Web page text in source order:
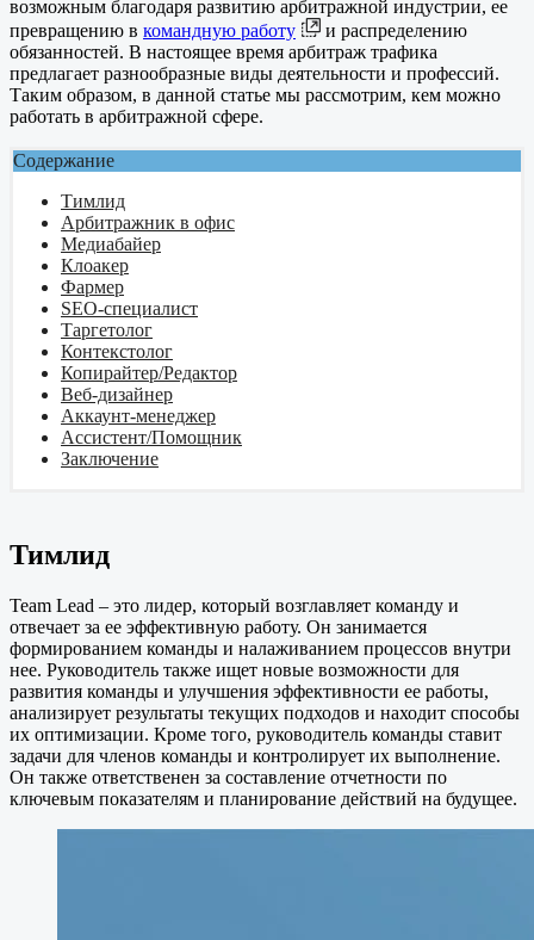
возможным благодаря развитию арбитражной индустрии, ее
превращению в командную работу
и распределению
обязанностей. В настоящее время арбитраж трафика
предлагает разнообразные виды деятельности и профессий.
Таким образом, в данной статье мы рассмотрим, кем можно
работать в арбитражной сфере.
Содержание
Тимлид
Арбитражник в офис
Медиабайер
Клоакер
Фармер
SEO-специалист
Таргетолог
Контекстолог
Копирайтер/Редактор
Веб-дизайнер
Аккаунт-менеджер
Ассистент/Помощник
Заключение
Тимлид
Team Lead – это лидер, который возглавляет команду и
отвечает за ее эффективную работу. Он занимается
формированием команды и налаживанием процессов внутри
нее. Руководитель также ищет новые возможности для
развития команды и улучшения эффективности ее работы,
анализирует результаты текущих подходов и находит способы
их оптимизации. Кроме того, руководитель команды ставит
задачи для членов команды и контролирует их выполнение.
Он также ответственен за составление отчетности по
ключевым показателям и планирование действий на будущее.